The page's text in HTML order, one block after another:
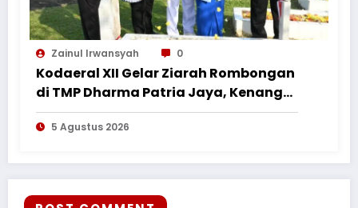
Zainul Irwansyah 0
Kodaeral XII Gelar Ziarah Rombongan
di TMP Dharma Patria Jaya, Kenang
Jasa Pahlawan dalam Peringatan
HUT ke-1
5 Agustus 2026